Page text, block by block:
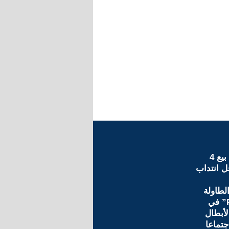
الريال يدرس بيع 4
انتداب
على الـ”PSG” في